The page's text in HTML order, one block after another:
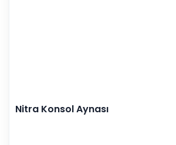
Nitra Konsol Aynası